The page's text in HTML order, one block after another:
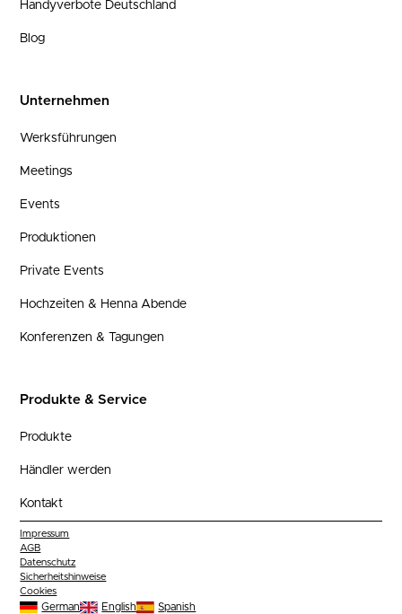
Handyverbote Deutschland
Blog
Unternehmen
Werksführungen
Meetings
Events
Produktionen
Private Events
Hochzeiten & Henna Abende
Konferenzen & Tagungen
Produkte & Service
Produkte
Händler werden
Kontakt
Impressum
AGB
Datenschutz
Sicherheitshinweise
Cookies
German English Spanish